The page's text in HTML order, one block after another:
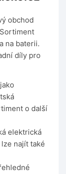
obchod
na baterii.
díly pro
o další
elektrická
najít také